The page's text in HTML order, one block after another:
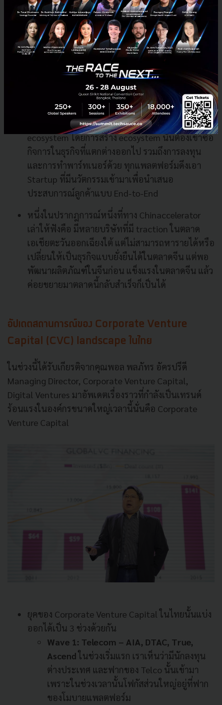
Ramos กล่าวว่า บางทีบริษัทต่างชาติที่เข้าไปทำ
ธุรกิจในจีน เมื่อทำธุรกิจไปสักระยะก็อาจตระหนักว่า
จริงๆ แล้วตลาดเอเชียตะวันออกเฉียงใต้อาจจะ
เหมาะกับพวกเขามากกว่า
Grace Yun Xia กล่าวว่า จีนมีลักษณะเฉพาะคือมีผู้
เล่นรายใหญ่มากๆ อยู่อย่าง Alibaba, Tencent และ
Baidu พวกเขามีความสำคัญในการขับเคลื่อน
ecosystem ในจีน และบริษัทเหล่านี้กำลังก้าวจาก
core product ecosystem ไปสู่ collaborative
ecosystem โดยการสร้าง ecosystem นั้นต้องเข้าซื้อ
กิจการในธุรกิจที่แตกต่างออกไป รวมถึงการลงทุน
และการทำพาร์ทเนอร์ด้วย ทุกแพลตฟอร์มดึงเอา
Startup ที่มีนวัตกรรมเข้ามาเพื่อนำเสนอ
ประสบการณ์ลูกค้าแบบ End-to-End
หนึ่งในปรากฎการณ์หนึ่งที่ทาง Chinaccelerator
เล่าให้ฟังคือ มีหลายบริษัทที่มี traction ในตลาด
เอเชียตะวันออกเฉียงใต้ แต่ไม่สามารถหารายได้หรือ
เปลี่ยนให้เป็นธุรกิจแบบยั่งยืนได้ในตลาดจีน แต่พอ
พัฒนาผลิตภัณฑ์ในจีนก่อน แข็งแรงในตลาดจีน แล้ว
ค่อยขยายมาตลาดนี้กลับสำเร็จก็เป็นได้
อัปเดตสถานการณ์ของ Corporate Venture
Capital (CVC) landscape ในไทย
ในช่วงนี้ได้รับเกียรติจากคุณพอล พลภัทร อัครปรีดี
Managing Director, Corporate Venture Capital,
Digital Ventures มาอัพเดตเรื่องราวที่กำลังเป็นเทรนด์
ร้อนแรงในองค์กรขนาดใหญ่เวลานี้นั่นคือ Corporate
Venture Capital
ยุคของ Corporate Venture Capital ในไทยนั้นแบ่ง
ออกได้เป็น 3 ช่วงด้วยกัน
Wave 1: Telecom – AIA, DTAC, True,
Ascendในช่วงเริ่มแรก เราเห็นว่ามีนักลงทุน
ต่างประเทศ และฟากของ Telco นั้นเข้ามา
เพราะในช่วงเวลานั้นโฟกัสส่วนใหญ่อยู่ที่ฟาก
ของโมบายแพลตฟอร์ม